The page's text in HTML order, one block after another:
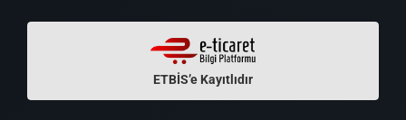
ETBİS’e Kayıtlıdır